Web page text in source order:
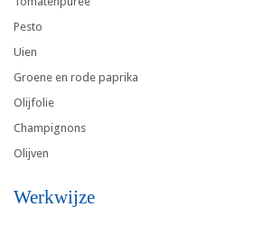
Pesto
Uien
Groene en rode paprika
Olijfolie
Champignons
Olijven
Werkwijze